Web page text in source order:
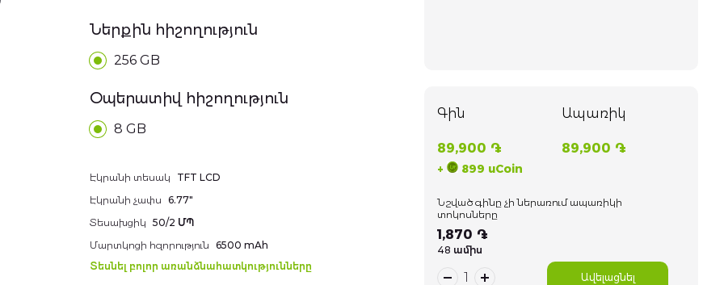
Գին
89,900 ֏
+ 899 uCoin
Ապառիկ
89,900 ֏
Նշված գինը չի ներառում ապառիկի
տոկոսները
1,870 ֏
48 ամիս
Ավելացնել
Ներքին հիշողություն
256 GB
Օպերատիվ հիշողություն
8 GB
Additional
information
Էկրանի տեսակ
TFT LCD
Էկրանի չափս 6.77"
Տեսախցիկ 50/2 ՄՊ
Մարտկոցի հզորություն 6500 mAh
Տեսնել բոլոր առանձնահատկությունները